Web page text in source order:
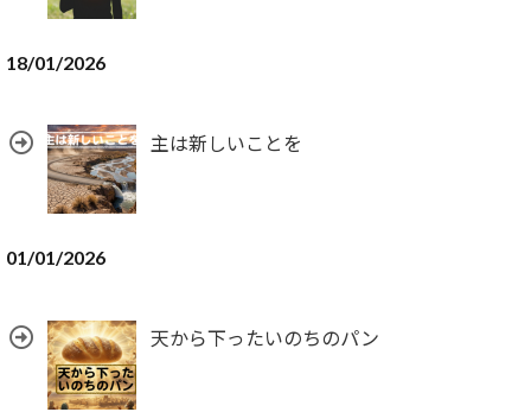
18/01/2026
主は新しいことを
01/01/2026
天から下ったいのちのパン